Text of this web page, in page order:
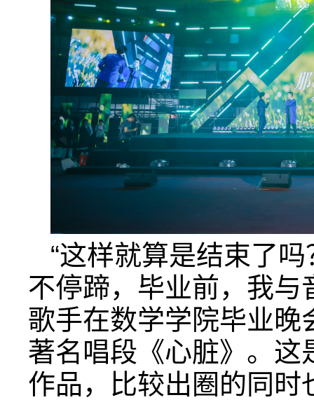
“这样就算是结束了
不停蹄，毕业前，我
歌手在数学学院毕业晚
著名唱段《心脏》。这
作品，比较出圈的同时